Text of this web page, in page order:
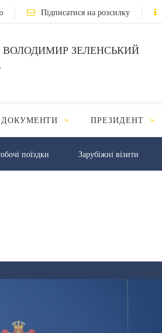
Підписатися на розсилку
ВОЛОДИМИР ЗЕЛЕНСЬКИЙ
ДОКУМЕНТИ ПРЕЗИДЕНТ
поїздки Зарубіжні візити